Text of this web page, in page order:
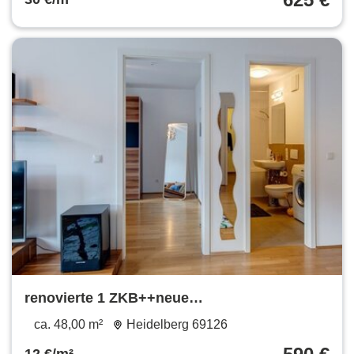
renovierte 1 ZKB++neue
Einbauküche+++Parkett++TG
ca. 48,00 m² Heidelberg 69126